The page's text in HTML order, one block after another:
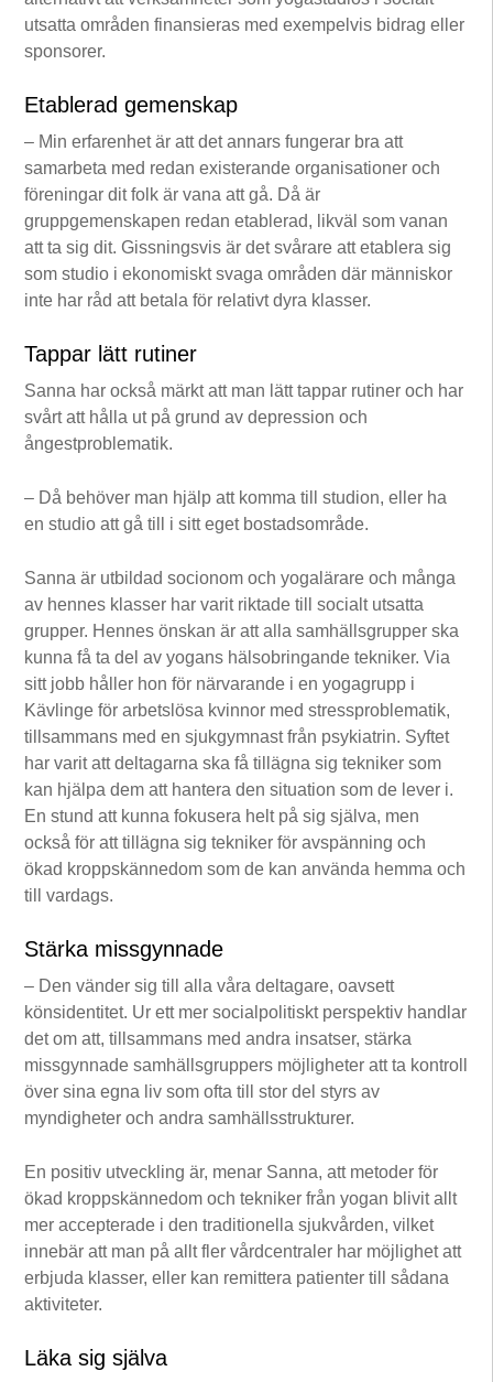
utsatta områden finansieras med exempelvis bidrag eller
sponsorer.
Etablerad gemenskap
– Min erfarenhet är att det annars fungerar bra att
samarbeta med redan existerande organisationer och
föreningar dit folk är vana att gå. Då är
gruppgemenskapen redan etablerad, likväl som vanan
att ta sig dit. Gissningsvis är det svårare att etablera sig
som studio i ekonomiskt svaga områden där människor
inte har råd att betala för relativt dyra klasser.
Tappar lätt rutiner
Sanna har också märkt att man lätt tappar rutiner och har
svårt att hålla ut på grund av depression och
ångestproblematik.
– Då behöver man hjälp att komma till studion, eller ha
en studio att gå till i sitt eget bostadsområde.
Sanna är utbildad socionom och yogalärare och många
av hennes klasser har varit riktade till socialt utsatta
grupper. Hennes önskan är att alla samhällsgrupper ska
kunna få ta del av yogans hälsobringande tekniker. Via
sitt jobb håller hon för närvarande i en yogagrupp i
Kävlinge för arbetslösa kvinnor med stressproblematik,
tillsammans med en sjukgymnast från psykiatrin. Syftet
har varit att deltagarna ska få tillägna sig tekniker som
kan hjälpa dem att hantera den situation som de lever i.
En stund att kunna fokusera helt på sig själva, men
också för att tillägna sig tekniker för avspänning och
ökad kroppskännedom som de kan använda hemma och
till vardags.
Stärka missgynnade
– Den vänder sig till alla våra deltagare, oavsett
könsidentitet. Ur ett mer socialpolitiskt perspektiv handlar
det om att, tillsammans med andra insatser, stärka
missgynnade samhällsgruppers möjligheter att ta kontroll
över sina egna liv som ofta till stor del styrs av
myndigheter och andra samhällsstrukturer.
En positiv utveckling är, menar Sanna, att metoder för
ökad kroppskännedom och tekniker från yogan blivit allt
mer accepterade i den traditionella sjukvården, vilket
innebär att man på allt fler vårdcentraler har möjlighet att
erbjuda klasser, eller kan remittera patienter till sådana
aktiviteter.
Läka sig själva